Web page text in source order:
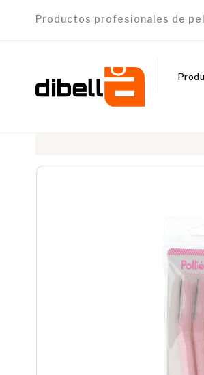
Productos profesionales de